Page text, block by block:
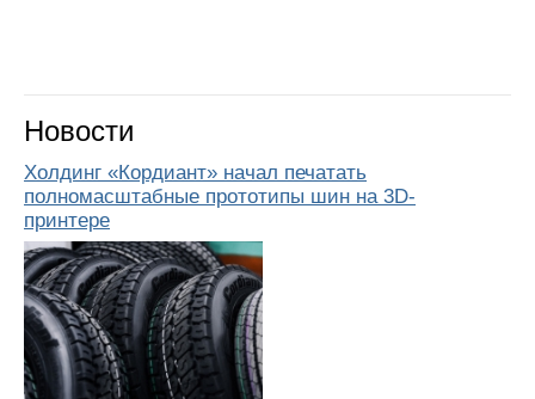
Новости
Холдинг «Кордиант» начал печатать
полномасштабные прототипы шин на 3D-
принтере